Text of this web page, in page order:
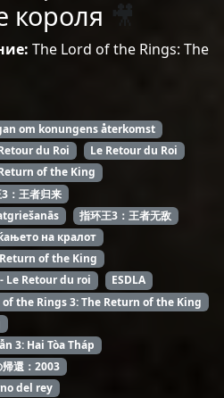
короля 🎥
The Lord of the Rings: The
om konungens återkomst
du Roi
Le Retour du Roi
of the King
：王者归来
指环王3：王者无敌
на кралот
of the King
Le Retour du roi
ESDLA
of the Rings 3: The Return of the King
3: Hai Tòa Tháp
帰還：2003
del rey